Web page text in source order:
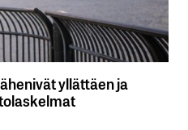
yllättäen ja